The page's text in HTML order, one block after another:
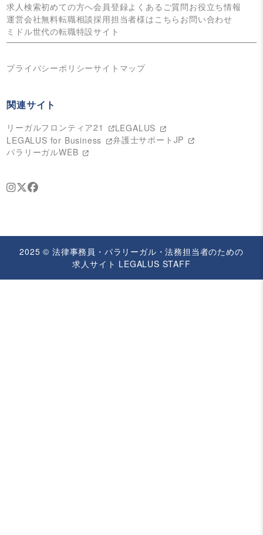
求人検索初めての方へ会員登録よくあるご質問お役立ち情報
運営会社無料転職相談採用担当者様はこちら お問い合わせ
ミドル世代の転職特設サイト
プライバシーポリシーサイトマップ
関連サイト
リーガルフロンティア21
LEGALUS
LEGALUS for Business
弁護士サポートJP
パラリーガルWEB
2025 © 法律事務員・パラリーガル・法務担当者のための
求人サイト LEGALUS STAFF